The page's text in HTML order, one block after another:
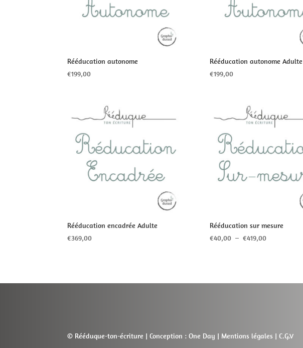
Rééducation autonome
€199,00
Rééducation autonome Adulte
€199,00
Rééducation encadrée Adulte
€369,00
Rééducation sur mesure
€40,00 – €419,00Plage
à
© Rééduque-ton-écriture | Conception :One Day | Mentions légales | C.G.V